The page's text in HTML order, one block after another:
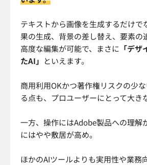
テキストから画像を生成するだけで
果の生成、背景の差し替え、要素の
高度な編集が可能で、まさに 「デ
たAI」 といえます。
商用利用OKかつ著作権リスクの少
る点も、プロユーザーにとって大き
一方、操作にはAdobe製品への理解
にはやや敷居が高め。
ほかのAIツールよりも実用性や業務